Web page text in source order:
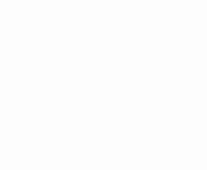
3 mètres et deux réservoirs
grande terrasse face à la mer.